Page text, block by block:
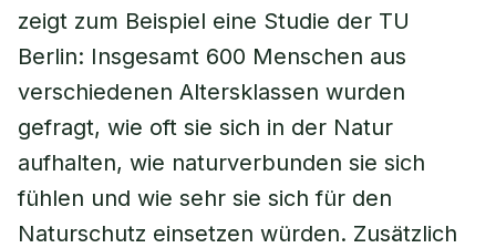
zeigt zum Beispiel eine Studie der TU
Berlin: Insgesamt 600 Menschen aus
verschiedenen Altersklassen wurden
gefragt, wie oft sie sich in der Natur
aufhalten, wie naturverbunden sie sich
fühlen und wie sehr sie sich für den
Naturschutz einsetzen würden. Zusätzlich